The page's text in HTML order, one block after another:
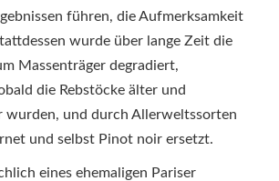
führen, die Aufmerksamkeit
wurde über lange Zeit die
Massenträger degradiert,
die Rebstöcke älter und
wurden, und durch Allerweltssorten
und selbst Pinot noir ersetzt.
eines ehemaligen Pariser